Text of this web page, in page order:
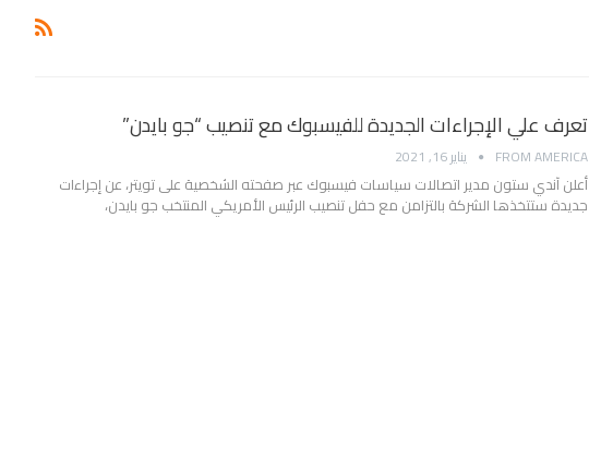
تعرف علي الإجراءات الجديدة للفيسبوك مع تنصيب “جو بايدن”
FROM AMERICA يناير 16, 2021
أعلن آندي ستون مدير اتصالات سياسات فيسبوك عبر صفحته الشخصية على تويتر، عن إجراءات
جديدة ستتخذها الشركة بالتزامن مع حفل تنصيب الرئيس الأمريكي المنتخب جو بايدن،